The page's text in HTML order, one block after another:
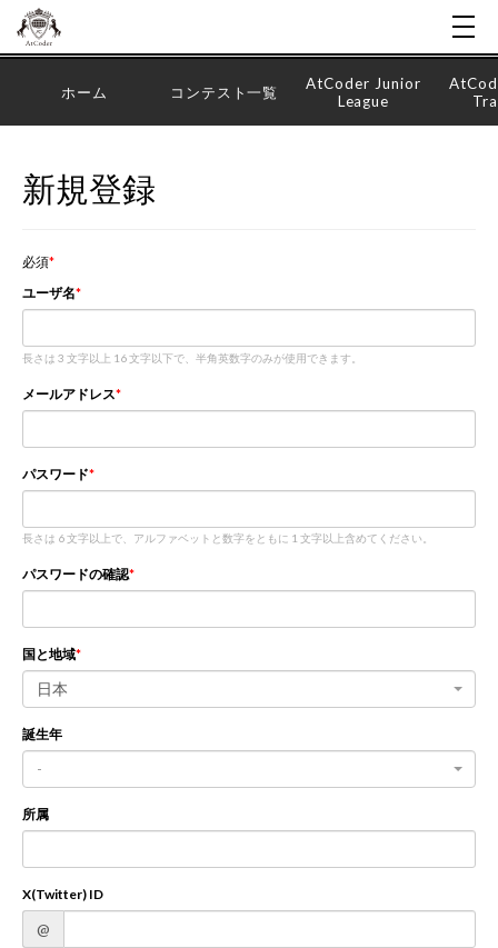
ホーム コンテスト一覧
AtCoder Junior
League
新規登録
必須
ユーザ名
長さは 3 文字以上 16 文字以下で、半角英数字のみが使用できます。
メールアドレス
パスワード
長さは 6 文字以上で、アルファベットと数字をともに 1 文字以上含めてください。
パスワードの確認
国と地域
日本
誕生年
-
所属
X(Twitter) ID
@